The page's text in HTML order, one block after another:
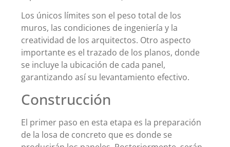
Los únicos límites son el peso total de los
muros, las condiciones de ingeniería y la
creatividad de los arquitectos. Otro aspecto
importante es el trazado de los planos, donde
se incluye la ubicación de cada panel,
garantizando así su levantamiento efectivo.
Construcción
El primer paso en esta etapa es la preparación
de la losa de concreto que es donde se